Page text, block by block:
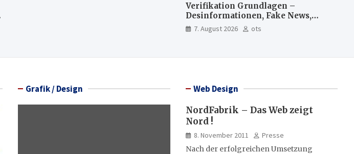
Verifikation Grundlagen –
Desinformationen, Fake News,
manipulierte Inhalte | dpa-
Akademie
7. August 2026 ots
Grafik / Design
Web Design
NordFabrik – Das Web zeigt
Nord !
8. November 2011
Presse
Nach der erfolgreichen Umsetzung